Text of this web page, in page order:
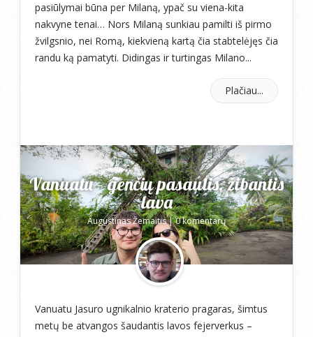
pasiūlymai būna per Milaną, ypač su viena-kita
nakvyne tenai… Nors Milaną sunkiau pamilti iš pirmo
žvilgsnio, nei Romą, kiekvieną kartą čia stabtelėjęs čia
randu ką pamatyti. Didingas ir turtingas Milano...
Plačiau...
Vanuatu – genčių pasaulis, žibantis
lava
Augustinas Žemaitis|0 komentarų
Vanuatu Jasuro ugnikalnio kraterio pragaras, šimtus
metų be atvangos šaudantis lavos fejerverkus –